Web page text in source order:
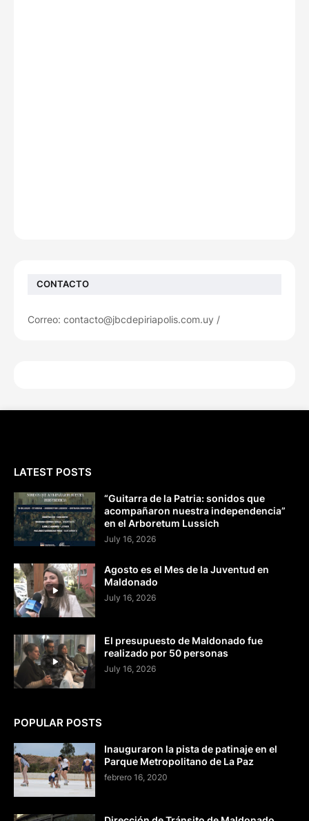
CONTACTO
Correo: contacto@jbcdepiriapolis.com.uy /
LATEST POSTS
“Guitarra de la Patria: sonidos que
acompañaron nuestra independencia”
en el Arboretum Lussich
July 16, 2026
Agosto es el Mes de la Juventud en
Maldonado
July 16, 2026
El presupuesto de Maldonado fue
realizado por 50 personas
July 16, 2026
POPULAR POSTS
Inauguraron la pista de patinaje en el
Parque Metropolitano de La Paz
febrero 16, 2020